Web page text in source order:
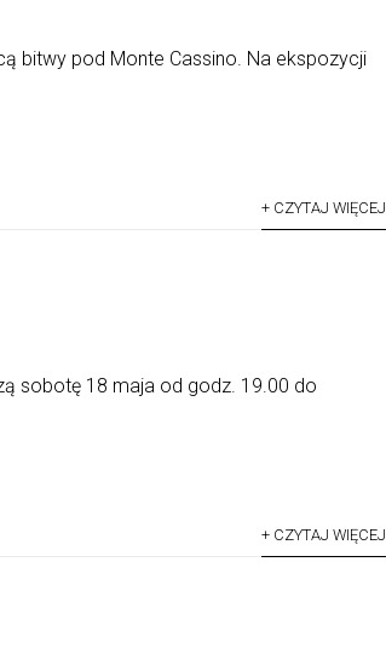
bitwy pod Monte Cassino. Na ekspozycji
+ CZYTAJ WIĘCEJ
sobotę 18 maja od godz. 19.00 do
+ CZYTAJ WIĘCEJ